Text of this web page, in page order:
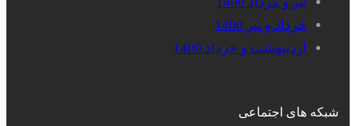
خرداد و تیر 1400
اردیبهشت و خرداد 1400
شبکه های اجتماعی